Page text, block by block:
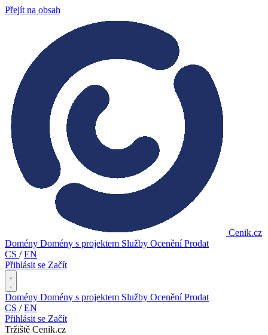
Přejít na obsah
Cenik.cz
Domény Domény s projektem Služby OceněníProdat
CS / EN
Přihlásit se Začít
Domény Domény s projektem Služby OceněníProdat
CS / EN
Přihlásit se Začít
Tržiště Cenik.cz